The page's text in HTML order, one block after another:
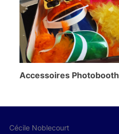
Accessoires Photobooth
Cécile Noblecourt